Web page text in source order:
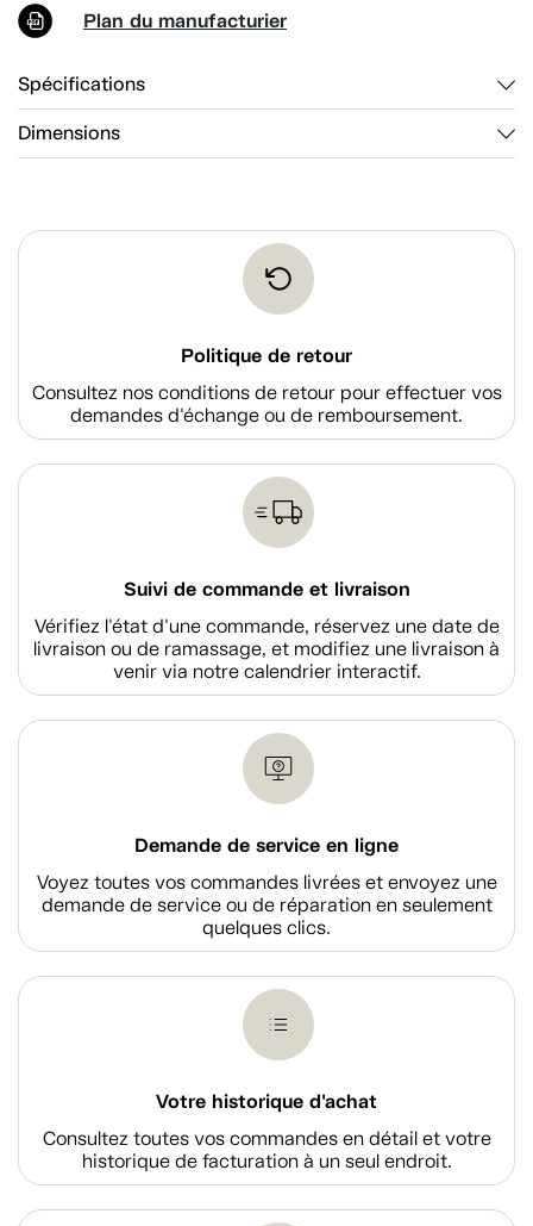
Plan du manufacturier
Spécifications
Dimensions
Politique de retour
Consultez nos conditions de retour pour effectuer vos
demandes d'échange ou de remboursement.
Suivi de commande et livraison
Vérifiez l'état d'une commande, réservez une date de
livraison ou de ramassage, et modifiez une livraison à
venir via notre calendrier interactif.
Demande de service en ligne
Voyez toutes vos commandes livrées et envoyez une
demande de service ou de réparation en seulement
quelques clics.
Votre historique d'achat
Consultez toutes vos commandes en détail et votre
historique de facturation à un seul endroit.